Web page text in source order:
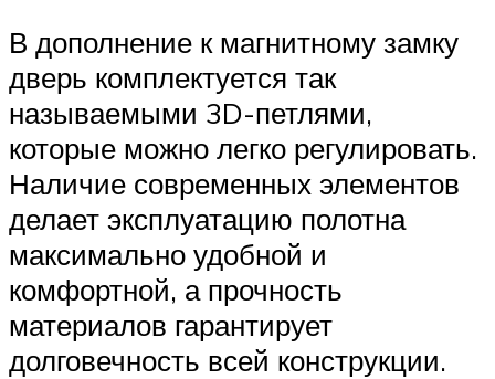
В дополнение к магнитному замку
дверь комплектуется так
называемыми 3D-петлями,
которые можно легко регулировать.
Наличие современных элементов
делает эксплуатацию полотна
максимально удобной и
комфортной, а прочность
материалов гарантирует
долговечность всей конструкции.